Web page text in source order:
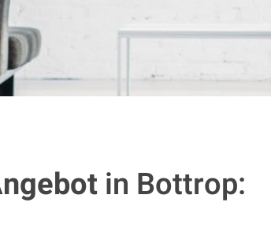
in Bottrop: